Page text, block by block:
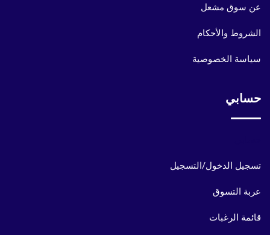
عن سوق مشعل
الشروط والأحكام
سياسة الخصوصية
حسابي
تسجيل الدخول/التسجيل
عربة التسوق
قائمة الرغبات